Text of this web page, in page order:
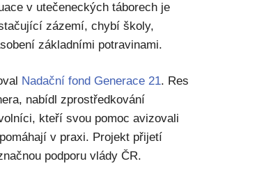
v utečeneckých táborech je
zázemí, chybí školy,
základními potravinami.
Nadační fond Generace 21. Res
nabídl zprostředkování
kteří svou pomoc avizovali
v praxi. Projekt přijetí
podporu vlády ČR.